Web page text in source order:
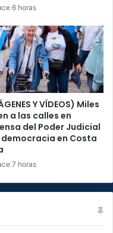
6 horas
Y VÍDEOS) Miles
a las calles en
del Poder Judicial
democracia en Costa
7 horas